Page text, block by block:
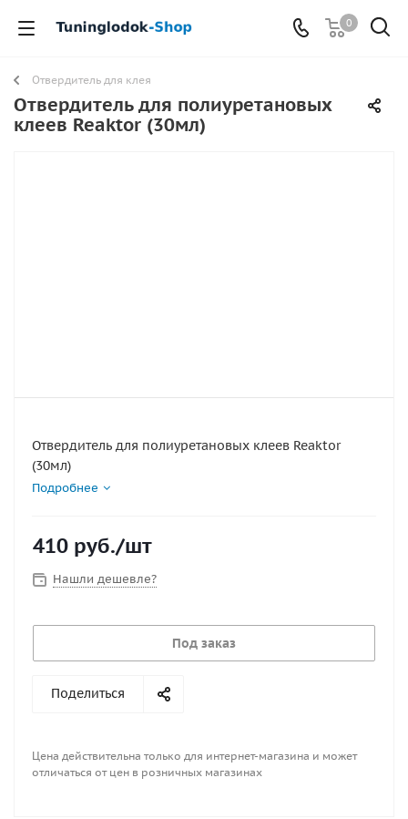
0
Отвердитель для клея
Отвердитель для полиуретановых
клеев Reaktor (30мл)
Отвердитель для полиуретановых клеев Reaktor
(30мл)
Подробнее
410 руб./шт
Нашли дешевле?
Под заказ
Поделиться
Цена действительна только для интернет-магазина и может
отличаться от цен в розничных магазинах